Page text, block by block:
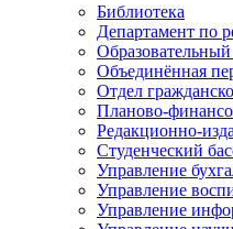
Библиотека
Департамент по
Объединённая
Отдел
Планово-
Редакционно-
Студенческий
Управление
Управление
Управление